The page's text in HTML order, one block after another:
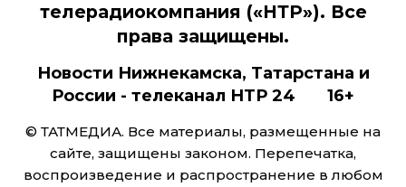
телерадиокомпания («НТР»). Все
права защищены.
Новости Нижнекамска, Татарстана и
России - телеканал НТР 24 16+
© ТАТМЕДИА. Все материалы, размещенные на
сайте, защищены законом. Перепечатка,
воспроизведение и распространение в любом